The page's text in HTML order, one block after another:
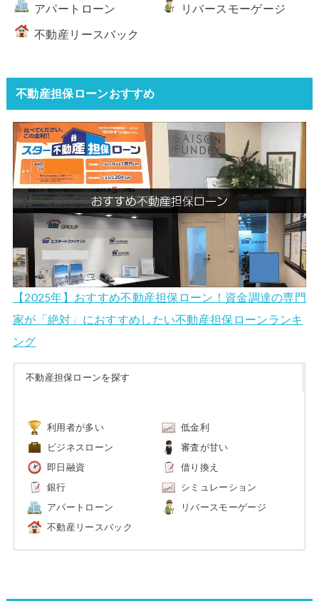
アパートローン リバースモーゲージ
不動産リースバック
不動産担保ローンおすすめ
【2025年】おすすめ不動産担保ローン！資金調達の専門
家が「絶対」におすすめしたい不動産担保ローンランキ
ング
不動産担保ローンを探す
利用者が多い 低金利
ビジネスローン 審査が甘い
即日融資 借り換え
銀行 シミュレーション
アパートローン リバースモーゲージ
不動産リースバック